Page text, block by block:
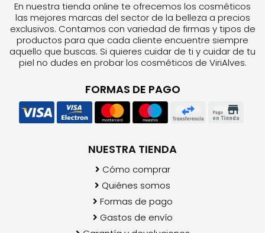
En nuestra tienda online te ofrecemos los cosméticos
las mejores marcas del sector de la belleza a precios
exclusivos. Contamos con variedad de firmas y tipos de
productos para que cada cliente encuentre siempre
aquello que buscas. Si quieres cuidar de ti y cuidar de tu
piel no dudes en probar los cosméticos de ViriAlves.
FORMAS DE PAGO
NUESTRA TIENDA
Cómo comprar
Quiénes somos
Formas de pago
Gastos de envío